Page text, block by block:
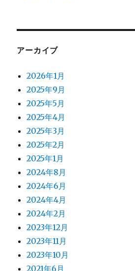
アーカイブ
2026年1月
2025年9月
2025年5月
2025年4月
2025年3月
2025年2月
2025年1月
2024年8月
2024年6月
2024年4月
2024年2月
2023年12月
2023年11月
2023年10月
2021年6月